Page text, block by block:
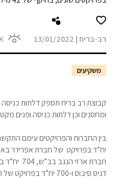
רב-בריח |
13/01/2022
משקיעים
קבוצת רב בריח תספק דלתות כניסה
ומחסנים וכן דלתות כניסה ופנים
דניס סיבוס ו-700 יח”ד בפרויקט של חברת אשטרום באור יהודה.